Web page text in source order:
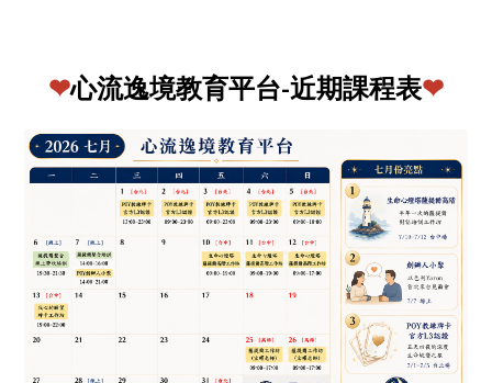
❤心流逸境教育平台-近期課程表❤